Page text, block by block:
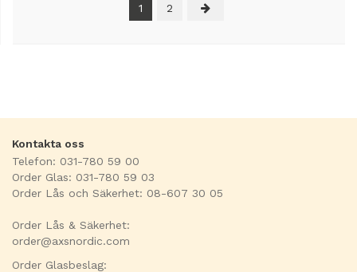
1 2
Kontakta oss
Telefon: 031-780 59 00
Order Glas: 031-780 59 03
Order Lås och Säkerhet: 08-607 30 05
Order Lås & Säkerhet:
order@axsnordic.com
Order Glasbeslag: